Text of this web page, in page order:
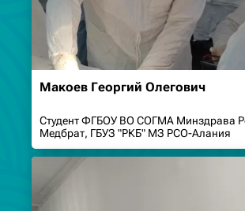
Макоев Георгий Олегович
Студент ФГБОУ ВО СОГМА Минздрава
Медбрат, ГБУЗ "РКБ" МЗ РСО-Алания